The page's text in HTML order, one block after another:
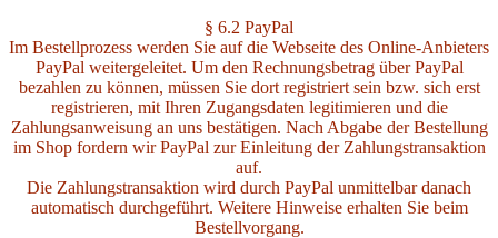
§ 6.2 PayPal
Im Bestellprozess werden Sie auf die Webseite des Online-Anbieters
PayPal weitergeleitet. Um den Rechnungsbetrag über PayPal
bezahlen zu können, müssen Sie dort registriert sein bzw. sich erst
registrieren, mit Ihren Zugangsdaten legitimieren und die
Zahlungsanweisung an uns bestätigen. Nach Abgabe der Bestellung
im Shop fordern wir PayPal zur Einleitung der Zahlungstransaktion
auf.
Die Zahlungstransaktion wird durch PayPal unmittelbar danach
automatisch durchgeführt. Weitere Hinweise erhalten Sie beim
Bestellvorgang.